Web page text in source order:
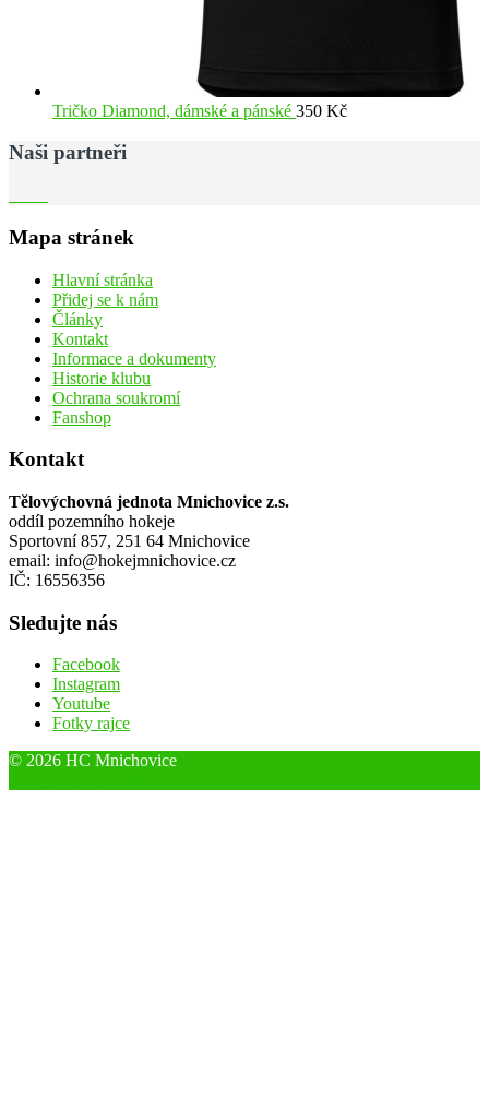
Tričko Diamond, dámské a pánské 350 Kč
Naši partneři
Mapa stránek
Hlavní stránka
Přidej se k nám
Články
Kontakt
Informace a dokumenty
Historie klubu
Ochrana soukromí
Fanshop
Kontakt
Tělovýchovná jednota Mnichovice z.s.
oddíl pozemního hokeje
Sportovní 857, 251 64 Mnichovice
email: info@hokejmnichovice.cz
IČ: 16556356
Sledujte nás
Facebook
Instagram
Youtube
Fotky rajce
© 2026 HC Mnichovice